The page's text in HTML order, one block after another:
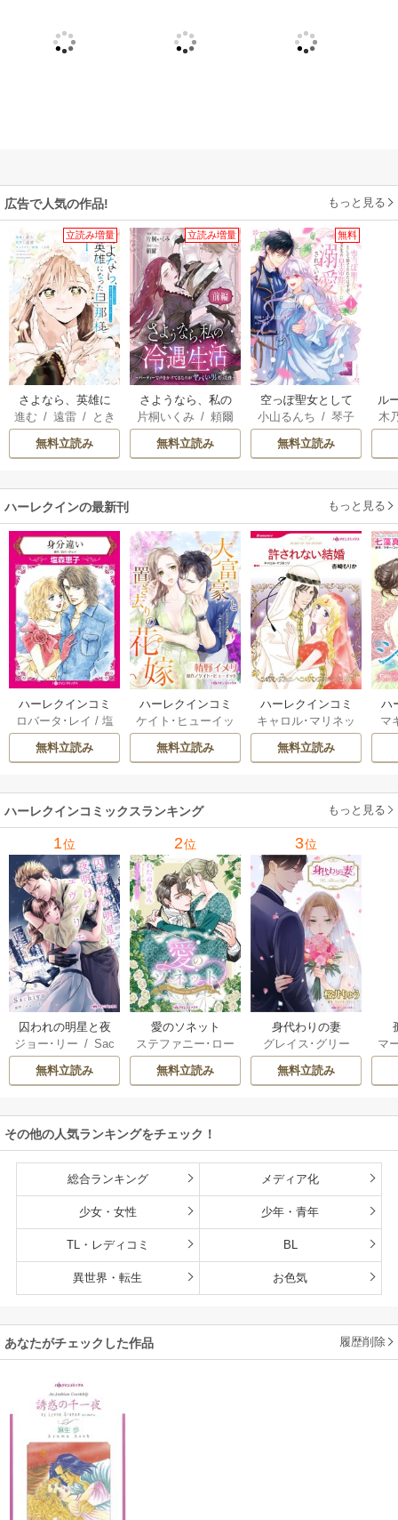
広告で人気の作品! もっと見る
立読み増量
さよなら、英雄に
なった旦那様 ～
ただ祈るだけの役
立たずな妻のはず
進む / 遠雷/ とき
間
無料立読み
立読み増量
さようなら、私の
冷遇生活 ～パーテ
ィーで声をかけて
きたのがヤバい男
片桐いくみ /頼爾
無料立読み
無料
空っぽ聖女として
捨てられたはず
が、嫁ぎ先の皇帝
陛下に溺愛されて
小山るんち /琴子
無料立読み
ル
令
木
ハーレクインの最新刊 もっと見る
ハーレクインコミ
ックス セット 202
6年 vol.1210 1巻
ロバータ･レイ / 塩
森恵子/ケイトリ
ン･クルーズ/高倉
ウィルクス/小林博
美/キャロル･マリ
ネッリ/緒形裕美
無料立読み
ハーレクインコミ
ックス セット 202
6年 vol.1148 1巻
ケイト･ヒューイッ
ト/椿野イメリ/ニ
コル･バーナム
ヒングル/秋乃なな
み
無料立読み
ハーレクインコミ
ックス セット 202
6年 vol.1095 1巻
キャロル･マリネッ
リ/杏崎もりか/キ
ャロライン･ジャン
無料立読み
ハ
ッ
マ
七
ハーレクインコミックスランキング もっと見る
1位
囚われの明星と夜
明けのシュヴァリ
エ
ジョー･リー /Sac
hiyo
無料立読み
2位
愛のソネット
ステファニー･ロー
レンス/わたぬき
めん
無料立読み
3位
身代わりの妻
グレイス･グリー
ン/桜井りょう
無料立読み
マ
その他の人気ランキングをチェック！
総合ランキング メディア化
少女・女性 少年・青年
TL・レディコミ BL
異世界・転生 お色気
あなたがチェックした作品 履歴削除